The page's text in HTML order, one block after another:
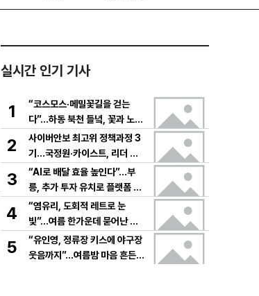
실시간 인기 기사
1
“코스모스·메밀꽃길을 걷는
다”…하동 북천 들녘, 꽃과 노래
로 물드는 가을의 하루
2
사이버안보 최고위 정책과정 3
기…국정원·카이스트, 리더 안
보역량 키운다
3
“AI로 배달 효율 높인다”…부
릉, 추가 투자 유치로 플랫폼 혁
신 가속
4
“염유리, 도회적 레트로 눈
빛”…여름 한가운데 묻어난 자
유의 감각→팬들 궁금증 증폭
5
“유인영, 정류장 키스에 야구장
웃음까지”…여름밤 마음 흔든